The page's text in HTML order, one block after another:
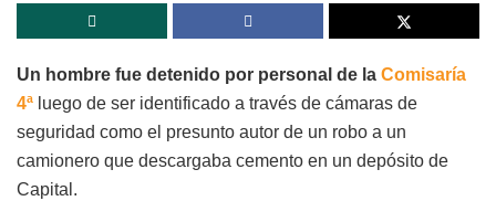
Un hombre fue detenido por personal de la Comisaría
4ª luego de ser identificado a través de cámaras de
seguridad como el presunto autor de un robo a un
camionero que descargaba cemento en un depósito de
Capital.